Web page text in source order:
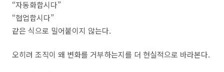
“자동화합시다”
“협업합시다”
같은 식으로 밀어붙이지 않는다.
오히려 조직이 왜 변화를 거부하는지를 더 현실적으로 바라본다.